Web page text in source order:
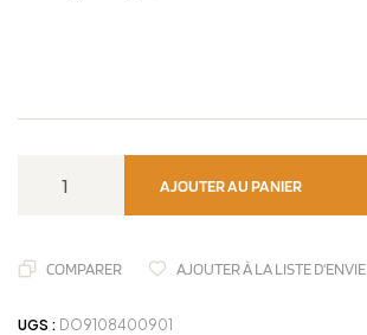
AJOUTER AU PANIER
COMPARER AJOUTER À LA LISTE D'ENVIE
UGS : DO9108400901